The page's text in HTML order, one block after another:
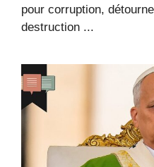
pour corruption,
destruction ...